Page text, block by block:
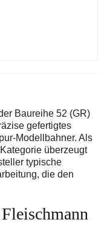
Baureihe 52 (GR)
gefertigtes
Modellbahner. Als
überzeugt
typische
die den